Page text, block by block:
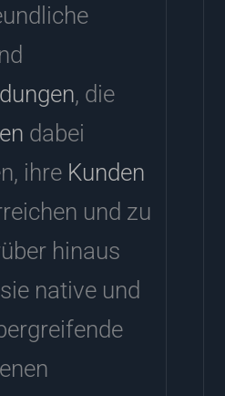
, die
dabei
ihre Kunden
und zu
hinaus
native und